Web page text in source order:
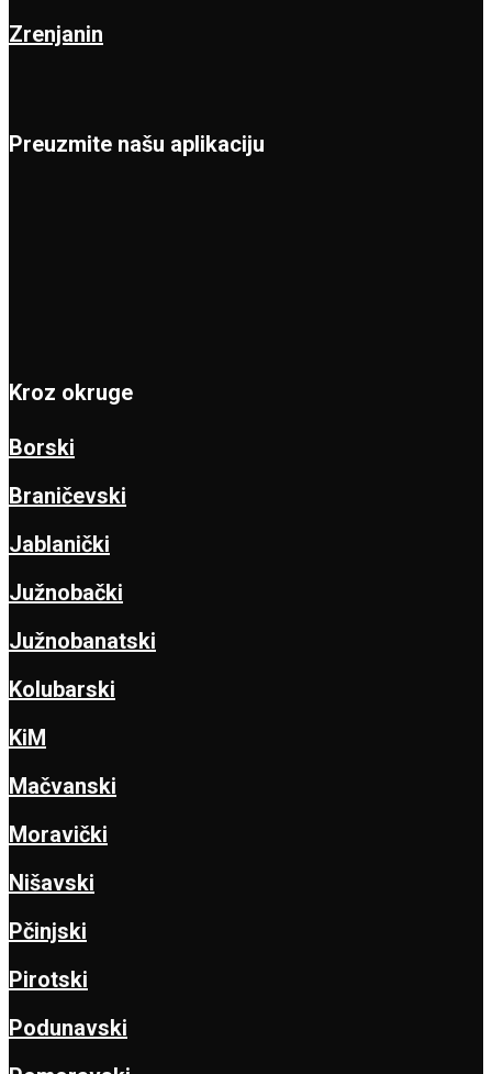
Zrenjanin
Preuzmite našu aplikaciju
Kroz okruge
Borski
Braničevski
Jablanički
Južnobački
Južnobanatski
Kolubarski
KiM
Mačvanski
Moravički
Nišavski
Pčinjski
Pirotski
Podunavski